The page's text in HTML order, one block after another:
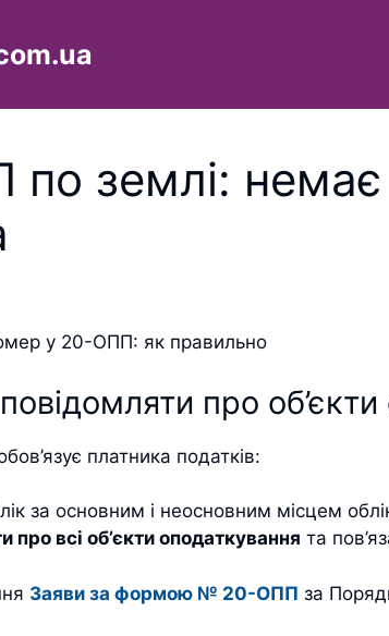
землі: немає
про
платника податків:
за основним і неосновним місцем
про всі об’єкти оподаткування та
Заяви за формою № 20-ОПП за